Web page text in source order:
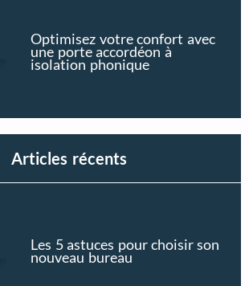
Optimisez votre confort avec
une porte accordéon à
isolation phonique
Articles récents
Les 5 astuces pour choisir son
nouveau bureau